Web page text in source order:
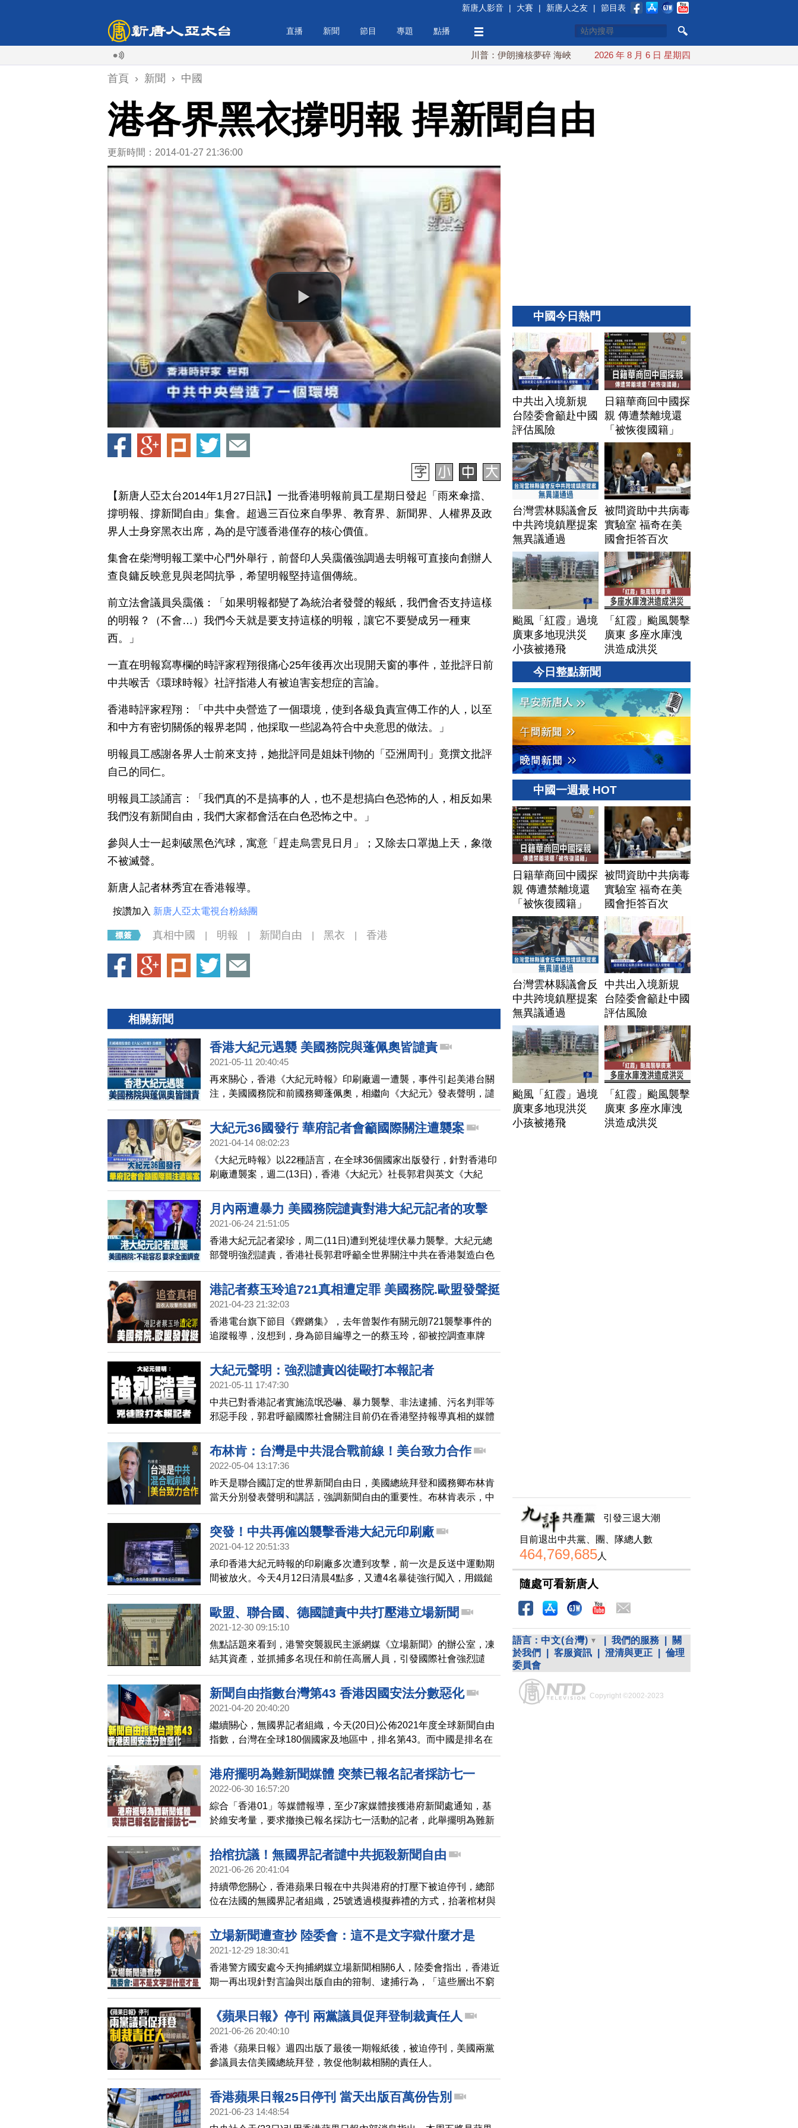
新唐人影音 | 大賽 | 新唐人之友 | 節目表
直播 新聞 節目 專題 點播
川普：伊朗擁核夢碎 海峽即將恢復通航 烏克蘭貨機旁驚現炸彈無人機 德國機場緊急拆
2026 年 8 月 6 日 星期四
首頁 › 新聞 › 中國
港各界黑衣撐明報 捍新聞自由
更新時間：2014-01-27 21:36:00
【新唐人亞太台2014年1月27日訊】一批香港明報前員工星期日發起「雨來傘擋、
撐明報、撐新聞自由」集會。超過三百位來自學界、教育界、新聞界、人權界及政
界人士身穿黑衣出席，為的是守護香港僅存的核心價值。
集會在柴灣明報工業中心門外舉行，前督印人吳靄儀強調過去明報可直接向創辦人
查良鏞反映意見與老闆抗爭，希望明報堅持這個傳統。
前立法會議員吳靄儀：「如果明報都變了為統治者發聲的報紙，我們會否支持這樣
的明報？（不會…）我們今天就是要支持這樣的明報，讓它不要變成另一種東
西。」
一直在明報寫專欄的時評家程翔很痛心25年後再次出現開天窗的事件，並批評日前
中共喉舌《環球時報》社評指港人有被迫害妄想症的言論。
香港時評家程翔：「中共中央營造了一個環境，使到各級負責宣傳工作的人，以至
和中方有密切關係的報界老闆，他採取一些認為符合中央意思的做法。」
明報員工感謝各界人士前來支持，她批評同是姐妹刊物的「亞洲周刊」竟撰文批評
自己的同仁。
明報員工談誦言：「我們真的不是搞事的人，也不是想搞白色恐怖的人，相反如果
我們沒有新聞自由，我們大家都會活在白色恐怖之中。」
參與人士一起刺破黑色汽球，寓意「趕走烏雲見日月」；又除去口罩拋上天，象徵
不被滅聲。
新唐人記者林秀宜在香港報導。
按讚加入 新唐人亞太電視台粉絲團
真相中國 明報 新聞自由 黑衣 香港
相關新聞
香港大紀元遇襲 美國務院與蓬佩奧皆譴責
2021-05-11 20:40:45
再來關心，香港《大紀元時報》印刷廠週一遭襲，事件引起美港台關
注，美國國務院和前國務卿蓬佩奧，相繼向《大紀元》發表聲明，譴
責攻擊行徑，並支持獨立媒體、捍衛新聞自由。
大紀元36國發行 華府記者會籲國際關注遭襲案
2021-04-14 08:02:23
《大紀元時報》以22種語言，在全球36個國家出版發行，針對香港印
刷廠遭襲案，週二(13日)，香港《大紀元》社長郭君與英文《大紀
元》發行人格雷戈里等人，在美國首府華盛頓舉行記者會，公佈事件
更多細節，呼籲國際社會支持獨立媒體，捍衛香港自由。
月內兩遭暴力 美國務院譴責對港大紀元記者的攻擊
2021-06-24 21:51:05
香港大紀元記者梁珍，周二(11日)遭到兇徒埋伏暴力襲擊。大紀元總
部聲明強烈譴責，香港社長郭君呼籲全世界關注中共在香港製造白色
恐怖，企圖迫使大紀元放棄在香港堅守。香港記者協會(11日)聲明表
示憤怒，強烈譴責、絕不容忍，美國國務院週二表示，「美國譴責最
近對大紀元記者實施攻擊的事件。對記者的攻擊是不可接受、也不能
港大紀元印刷廠的襲擊案件。」
港記者蔡玉玲追721真相遭定罪 美國務院.歐盟發聲挺
2021-04-23 21:32:03
香港電台旗下節目《鏗鏘集》，去年曾製作有關元朗721襲擊事件的
追蹤報導，沒想到，身為節目編導之一的蔡玉玲，卻被控調查車牌
時，涉嫌不當使用，被判兩項「虛假陳述」罪名成立，罰款六千港
元。包括香港傳媒工會等記者團體，隨即批評裁決是摧毀香港僅存的
新聞自由，敲響喪鐘，美國國務院也聲明「深表失望」，並指出《中
大紀元聲明：強烈譴責凶徒毆打本報記者
2021-05-11 17:47:30
中共已對香港記者實施流氓恐嚇、暴力襲擊、非法逮捕、污名判罪等
邪惡手段，郭君呼籲國際社會關注目前仍在香港堅持報導真相的媒體
記者，關注香港媒體人的安全。郭君認為，中共的目的是想通過恐嚇
媒體記者、恐嚇市民，給大紀元在香港製造更大難度，企圖迫使大紀
元放棄在香港堅守。
布林肯：台灣是中共混合戰前線！美台致力合作
2022-05-04 13:17:36
昨天是聯合國訂定的世界新聞自由日，美國總統拜登和國務卿布林肯
當天分別發表聲明和講話，強調新聞自由的重要性。布林肯表示，中
共在2021年至少關押了50名記者，其中8名記者來自香港，是監禁記
者最多的政權。對於台灣媒體受到中共勢力干預的問題，布林肯表
示，美國持續與台灣合作，對抗中共的混和戰。
突發！中共再僱凶襲擊香港大紀元印刷廠
2021-04-12 20:51:33
承印香港大紀元時報的印刷廠多次遭到攻擊，前一次是反送中運動期
間被放火。今天4月12日清晨4點多，又遭4名暴徒強行闖入，用鐵鎚
毀壞機器系統，還偷走電腦零件，用混擬土撒在出報機、打報機，報
方正全力搶修機器，希望盡快恢復印刷報紙。香港《大紀元時報》發
表聲明，強烈譴責暴力，呼籲國際社會關注香港言論自由遭遇中共的
怖。
歐盟、聯合國、德國譴責中共打壓港立場新聞
2021-12-30 09:15:10
焦點話題來看到，港警突襲親民主派網媒《立場新聞》的辦公室，凍
結其資產，並抓捕多名現任和前任高層人員，引發國際社會強烈譴
責。包括，聯合國人權辦公室，歐盟外交事務發言人與德國外交部發
言人都相繼譴責，強調這些事件再次表明，香港的多元化、言論自由
和新聞自由正在不斷受到侵蝕——尤其是在國安法生效後。
新聞自由指數台灣第43 香港因國安法分數惡化
2021-04-20 20:40:20
繼續關心，無國界記者組織，今天(20日)公佈2021年度全球新聞自由
指數，台灣在全球180個國家及地區中，排名第43。而中國是排名在
第177名，報告指出中共在設法監控訊息，在網路監視和審查公民，
甚至在社交媒體上進行宣傳。並正在擴大在國外的影響力，目的是將
中共的陳述強加給國際觀眾，並通過政治宣傳，促進不正當的新聞表
惡化，排行第80名。
港府擺明為難新聞媒體 突禁已報名記者採訪七一
2022-06-30 16:57:20
綜合「香港01」等媒體報導，至少7家媒體接獲港府新聞處通知，基
於維安考量，要求撤換已報名採訪七一活動的記者，此舉擺明為難新
聞機構，屆時這7家媒體可能沒有記者在現場採訪。
抬棺抗議！無國界記者譴中共扼殺新聞自由
2021-06-26 20:41:04
持續帶您關心，香港蘋果日報在中共與港府的打壓下被迫停刊，總部
位在法國的無國界記者組織，25號透過模擬葬禮的方式，抬著棺材與
花圈前往中共駐法國大使館外，抗議中共與港府扼殺新聞自由。
立場新聞遭查抄 陸委會：這不是文字獄什麼才是
2021-12-29 18:30:41
香港警方國安處今天拘捕網媒立場新聞相關6人，陸委會指出，香港近
期一再出現針對言論與出版自由的箝制、逮捕行為，「這些層出不窮
的案例不是文字獄，那什麼才是文字獄？」
《蘋果日報》停刊 兩黨議員促拜登制裁責任人
2021-06-26 20:40:10
香港《蘋果日報》週四出版了最後一期報紙後，被迫停刊，美國兩黨
參議員去信美國總統拜登，敦促他制裁相關的責任人。
香港蘋果日報25日停刊 當天出版百萬份告別
2021-06-23 14:48:54
中國今日熱門
中共出入境新規
台陸委會籲赴中國
評估風險
日籍華商回中國探
親 傳遭禁離境還
「被恢復國籍」
台灣雲林縣議會反
中共跨境鎮壓提案
無異議通過
被問資助中共病毒
實驗室 福奇在美
國會拒答百次
颱風「紅霞」過境
廣東多地現洪災
小孩被捲飛
「紅霞」颱風襲擊
廣東 多座水庫洩
洪造成洪災
今日整點新聞
中國一週最 HOT
日籍華商回中國探
親 傳遭禁離境還
「被恢復國籍」
被問資助中共病毒
實驗室 福奇在美
國會拒答百次
台灣雲林縣議會反
中共跨境鎮壓提案
無異議通過
中共出入境新規
台陸委會籲赴中國
評估風險
颱風「紅霞」過境
廣東多地現洪災
小孩被捲飛
「紅霞」颱風襲擊
廣東 多座水庫洩
洪造成洪災
引發三退大潮
目前退出中共黨、團、隊總人數
464,769,685人
隨處可看新唐人
語言： 中文(台灣) 我們的服務
關
於我們
客服資訊 澄清與更正
倫理
委員會
Copyright ©2002-2023